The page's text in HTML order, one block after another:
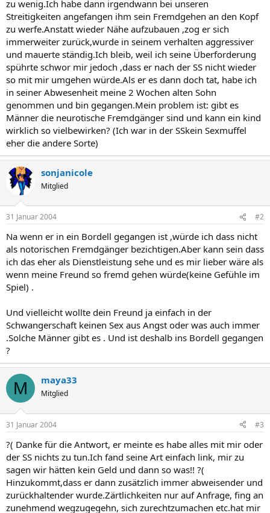
zu wenig.Ich habe dann irgendwann bei unseren
Streitigkeiten angefangen ihm sein Fremdgehen an den Kopf
zu werfe.Anstatt wieder Nähe aufzubauen ,zog er sich
immerweiter zurück,wurde in seinem verhalten aggressiver
und mauerte ständig.Ich bleib, weil ich seine Überforderung
spührte schwor mir jedoch ,dass er nach der SS nicht wieder
so mit mir umgehen würde.Als er es dann doch tat, habe ich
in seiner Abwesenheit meine 2 Wochen alten Sohn
genommen und bin gegangen.Mein problem ist: gibt es
Männer die neurotische Fremdgänger sind und kann ein kind
wirklich so vielbewirken? (Ich war in der SSkein Sexmuffel
eher die andere Sorte)
sonjanicole
Mitglied
31 Januar 2004 #2
Na wenn er in ein Bordell gegangen ist ,würde ich dass nicht
als notorischen Fremdgänger bezichtigen.Aber kann sein dass
ich das eher als Dienstleistung sehe und es mir lieber wäre als
wenn meine Freund so fremd gehen würde(keine Gefühle im
Spiel) .
Und vielleicht wollte dein Freund ja einfach in der
Schwangerschaft keinen Sex aus Angst oder was auch immer
.Solche Männer gibt es . Und ist deshalb ins Bordell gegangen
?
M maya33
Mitglied
31 Januar 2004 #3
?( Danke für die Antwort, er meinte es habe alles mit mir oder
der SS nichts zu tun.Ich fand seine Art einfach link, mir zu
sagen wir hätten kein Geld und dann so was!! ?(
Hinzukommt,dass er dann zusätzlich immer abweisender und
zurückhaltender wurde.Zärtlichkeiten nur auf Anfrage, fing an
zunehmend wegzugegehn, sich zurechtzumachen etc.hat mir